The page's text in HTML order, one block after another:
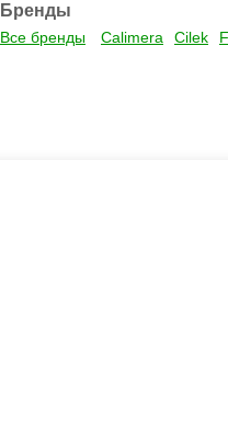
Бренды
Все бренды Calimera Cilek